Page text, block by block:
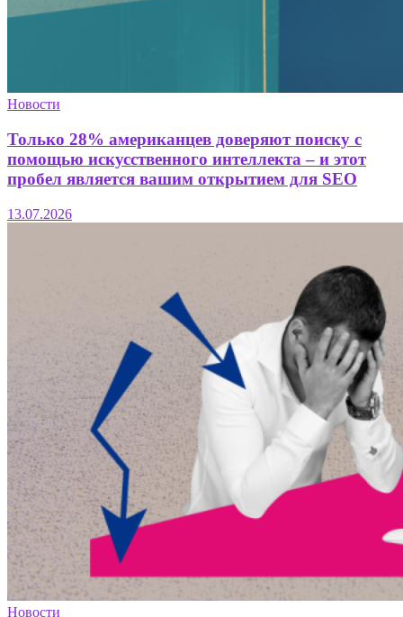
Новости
Только 28% американцев доверяют поиску с
помощью искусственного интеллекта – и этот
пробел является вашим открытием для SEO
13.07.2026
Новости